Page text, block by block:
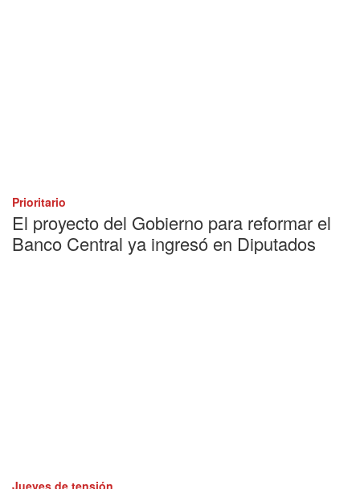
Prioritario
El proyecto del Gobierno para reformar el
Banco Central ya ingresó en Diputados
Jueves de tensión